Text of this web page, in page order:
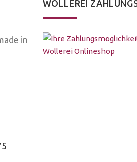
in
WOLLEREI